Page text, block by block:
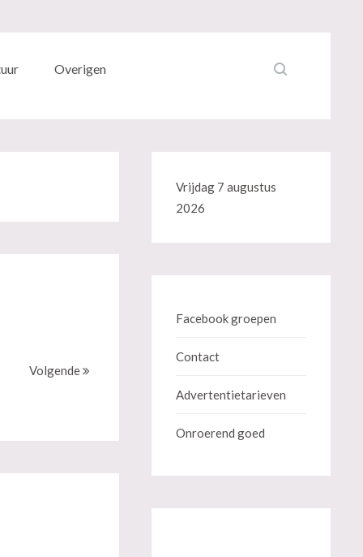
Overigen
Volgende
Vrijdag 7 augustus
2026
Facebook groepen
Contact
Advertentietarieven
Onroerend goed